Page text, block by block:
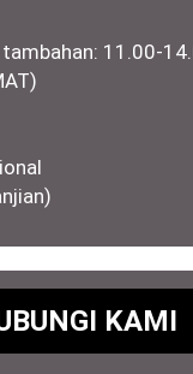
11.00-
KAMI